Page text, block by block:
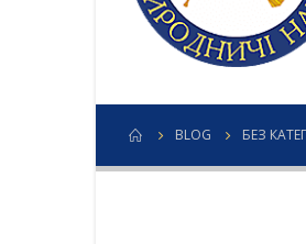
BLOG БЕЗ